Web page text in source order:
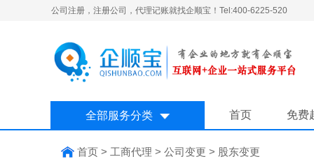
公司注册，注册公司，代理记账就找企顺宝！Tel:400-6225-520
全部服务分类 首页 免费
首页 > 工商代理 > 公司变更 > 股东变更